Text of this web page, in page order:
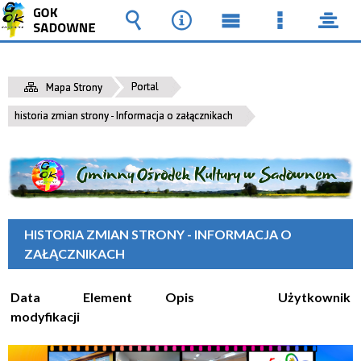
Mapa Strony Portal
historia zmian strony - Informacja o załącznikach
HISTORIA ZMIAN STRONY - INFORMACJA O
ZAŁĄCZNIKACH
Data
modyfikacji
Element Opis Użytkownik
Wyszukiwarka
Narzędzia
MenuMenu